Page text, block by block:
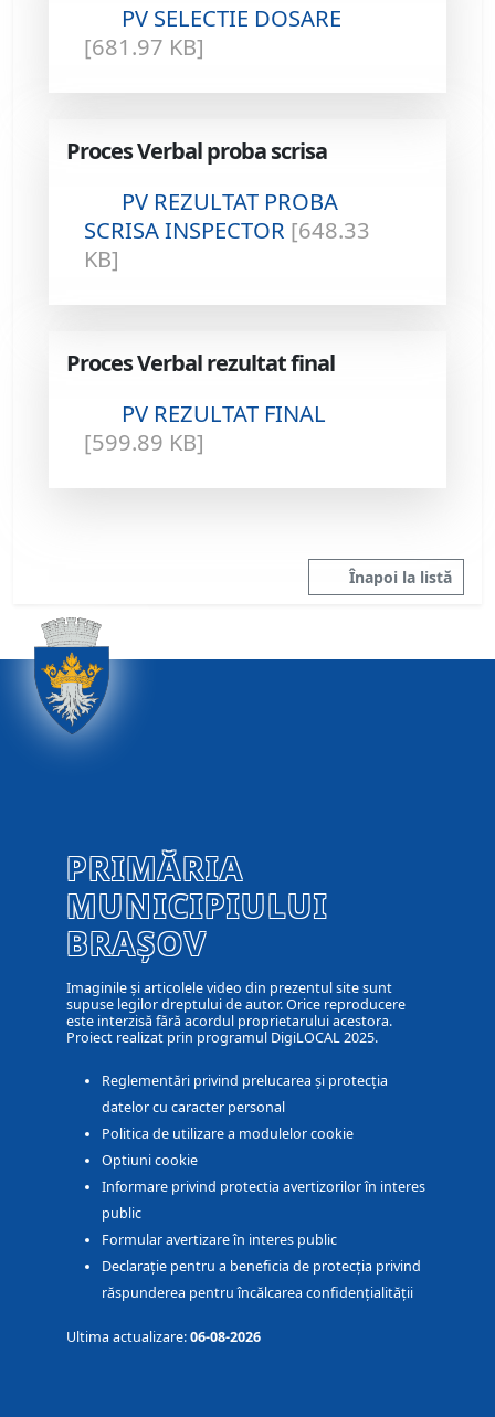
PV SELECTIE DOSARE
[681.97 KB]
Proces Verbal proba scrisa
PV REZULTAT PROBA
SCRISA INSPECTOR [648.33
KB]
Proces Verbal rezultat final
PV REZULTAT FINAL
[599.89 KB]
Înapoi la listă
PRIMĂRIA
MUNICIPIULUI
BRAȘOV
Imaginile și articolele video din prezentul site sunt
supuse legilor dreptului de autor. Orice reproducere
este interzisă fără acordul proprietarului acestora.
Proiect realizat prin programul DigiLOCAL 2025.
Reglementări privind prelucarea și protecția
datelor cu caracter personal
Politica de utilizare a modulelor cookie
Optiuni cookie
Informare privind protectia avertizorilor în interes
public
Formular avertizare în interes public
Declarație pentru a beneficia de protecția privind
răspunderea pentru încălcarea confidențialității
Ultima actualizare:06-08-2026